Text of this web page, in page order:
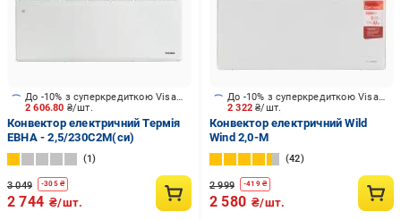
2 606.80 ₴/шт.
До -10% з суперкредиткою Visa Вигода
Конвектор електричний Термія
ЕВНА - 2,5/230С2М(си)
1
3 049 -305₴
2 744 ₴/шт.
2 322₴/шт.
До -10% з суперкредиткою Visa Вигода
Конвектор електричний Wild
Wind 2,0-M
42
2 999 -419₴
2 580 ₴/шт.